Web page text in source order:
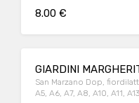
8.00 €
GIARDINI
San Marzano Dop, fiordilatte, prosciutto cotto capitelli
A5, A6, A7, A8, A10, A11,